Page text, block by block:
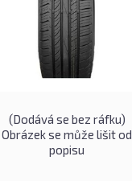
(Dodává se bez ráfku)
Obrázek se může lišit od
popisu